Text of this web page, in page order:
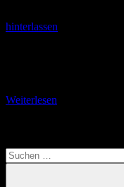
hinterlassen
Weiterlesen
Suchen
nach: